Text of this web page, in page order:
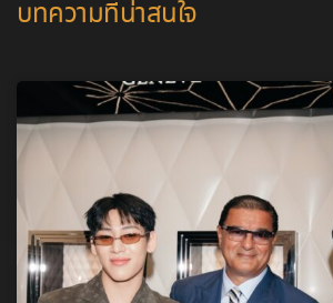
บทความที่น่าสนใจ